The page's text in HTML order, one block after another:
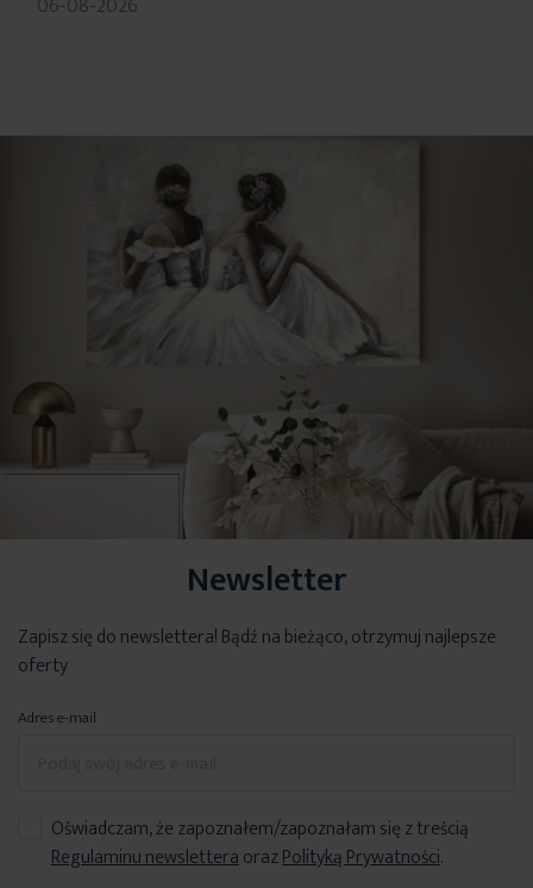
06-08-2026
Newsletter
Zapisz się do newslettera! Bądź na bieżąco, otrzymuj najlepsze
oferty
Adres e-mail
Oświadczam, że zapoznałem/zapoznałam się z treścią
Regulaminu newsletteraorazPolityką Prywatności.